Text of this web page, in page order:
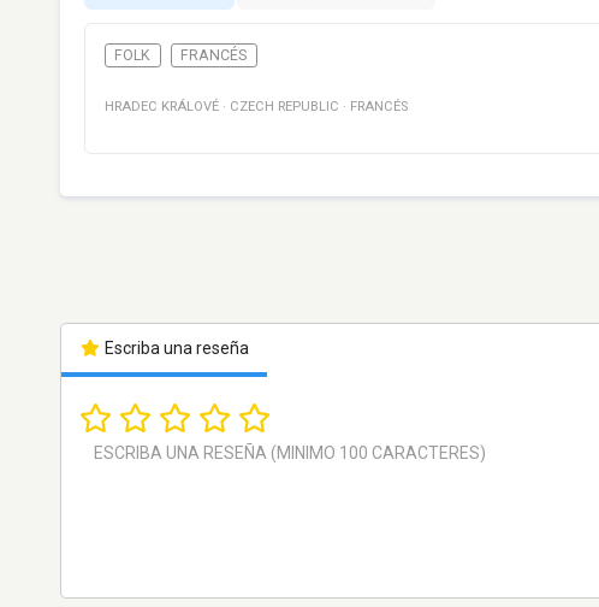
FOLK FRANCÉS
HRADEC KRÁLOVÉ · CZECH REPUBLIC · FRANCÉS
Escriba una reseña